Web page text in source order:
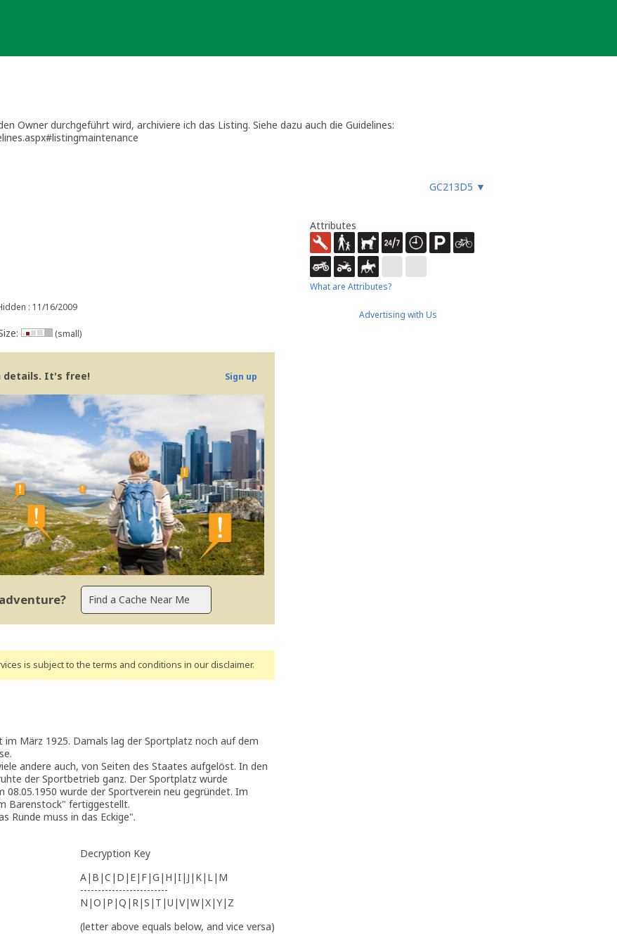
Owner durchgeführt wird, archiviere ich das Listing. Siehe dazu auch die Guidelines:
erneuert/ersetzt haben, kann er gerne und sofort ein neues Listing für seinen Cache einreichen.
GC213D5 ▼
: 11/16/2009
(small)
details. It's free! Sign up
is subject to the terms and conditions in our disclaimer.
März 1925. Damals lag der Sportplatz noch auf dem
andere auch, von Seiten des Staates aufgelöst. In den
der Sportbetrieb ganz. Der Sportplatz wurde
wurde der Sportverein neu gegründet. Im
Barenstock" fertiggestellt.
Runde muss in das Eckige".
Decryption Key
A|B|C|D|E|F|G|H|I|J|K|L|M
-------------------------
N|O|P|Q|R|S|T|U|V|W|X|Y|Z
(letter above equals below, and vice versa)
Attributes
What are Attributes?
Advertising with Us